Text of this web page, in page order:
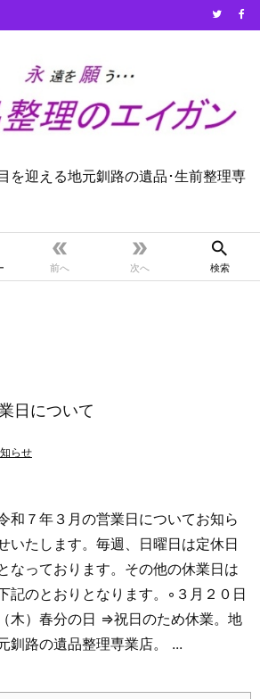
を迎える地元釧路の遺品･生前整理専

前へ

次へ

検索
日について
らせ
和７年３月の営業日についてお知ら
いたします。毎週、日曜日は定休日
なっております。その他の休業日は
記のとおりとなります。 ◦３月２０日
（木）春分の日 ⇒祝日のため休業。地
釧路の遺品整理専業店。 ...